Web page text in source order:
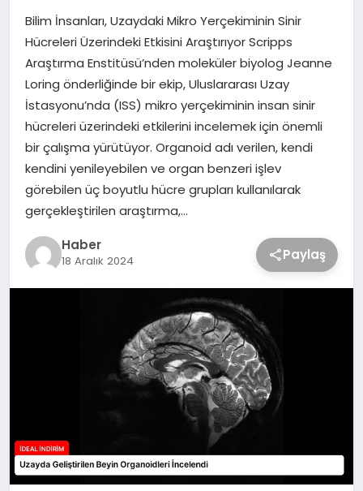
TEKNOLOJI
YAŞAM
Bilim İnsanları, Uzaydaki Mikro Yerçekiminin Sinir
Hücreleri Üzerindeki Etkisini Araştırıyor Scripps
Araştırma Enstitüsü’nden moleküler biyolog Jeanne
Loring önderliğinde bir ekip, Uluslararası Uzay
İstasyonu’nda (ISS) mikro yerçekiminin insan sinir
hücreleri üzerindeki etkilerini incelemek için önemli
bir çalışma yürütüyor. Organoid adı verilen, kendi
kendini yenileyebilen ve organ benzeri işlev
görebilen üç boyutlu hücre grupları kullanılarak
gerçekleştirilen araştırma,…
Haber
18 Aralık 2024 Paylaş